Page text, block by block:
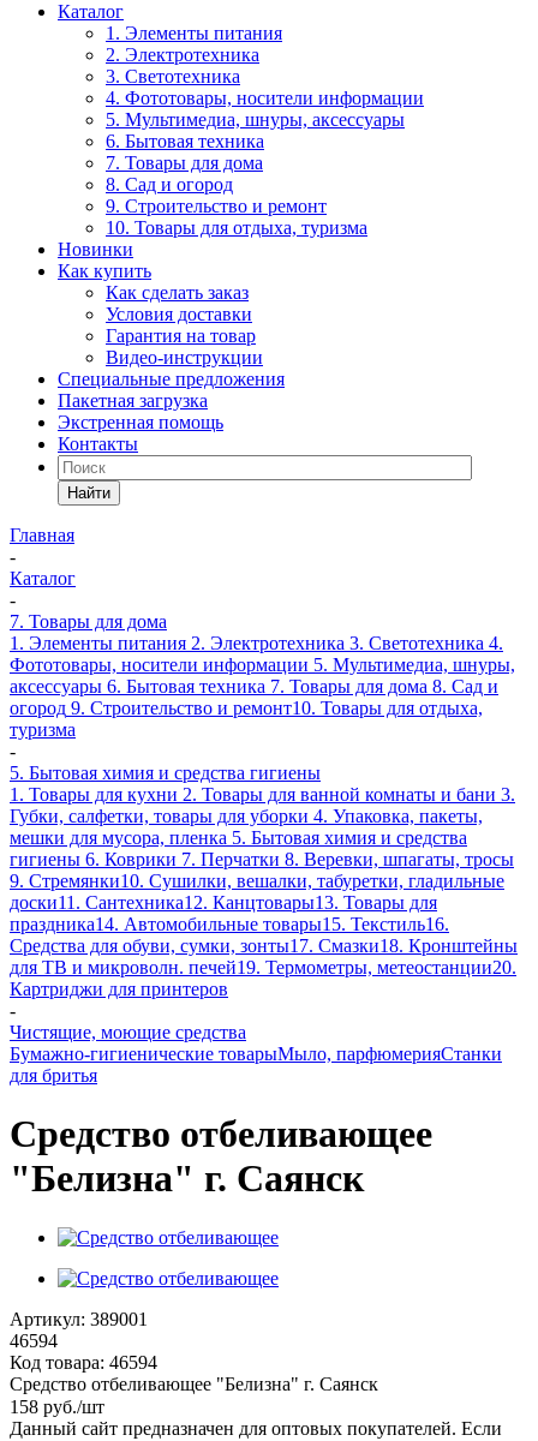
Каталог
1. Элементы питания
2. Электротехника
3. Светотехника
4. Фототовары, носители информации
5. Мультимедиа, шнуры, аксессуары
6. Бытовая техника
7. Товары для дома
8. Сад и огород
9. Строительство и ремонт
10. Товары для отдыха, туризма
Новинки
Как купить
Как сделать заказ
Условия доставки
Гарантия на товар
Видео-инструкции
Специальные предложения
Пакетная загрузка
Экстренная помощь
Контакты
Найти
Главная
-
Каталог
-
7. Товары для дома
1. Элементы питания 2. Электротехника 3. Светотехника 4.
Фототовары, носители информации 5. Мультимедиа, шнуры,
аксессуары 6. Бытовая техника 7. Товары для дома 8. Сад и
огород 9. Строительство и ремонт10. Товары для отдыха,
туризма
-
5. Бытовая химия и средства гигиены
1. Товары для кухни 2. Товары для ванной комнаты и бани 3.
Губки, салфетки, товары для уборки 4. Упаковка, пакеты,
мешки для мусора, пленка 5. Бытовая химия и средства
гигиены 6. Коврики 7. Перчатки 8. Веревки, шпагаты, тросы
9. Стремянки10. Сушилки, вешалки, табуретки, гладильные
доски11. Сантехника12. Канцтовары13. Товары для
праздника14. Автомобильные товары15. Текстиль16.
Средства для обуви, сумки, зонты17. Смазки18. Кронштейны
для ТВ и микроволн. печей19. Термометры, метеостанции20.
Картриджи для принтеров
-
Чистящие, моющие средства
Бумажно-гигиенические товарыМыло, парфюмерияСтанки
для бритья
Средство отбеливающее
"Белизна" г. Саянск
Артикул: 389001
46594
Код товара: 46594
Средство отбеливающее "Белизна" г. Саянск
158 руб./шт
Данный сайт предназначен для оптовых покупателей. Если